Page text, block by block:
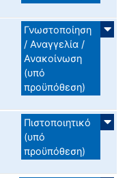
Γνωστοποίηση
/ Αναγγελία /
Ανακοίνωση
(υπό
προϋπόθεση)
Πιστοποιητικό
(υπό
προϋπόθεση)